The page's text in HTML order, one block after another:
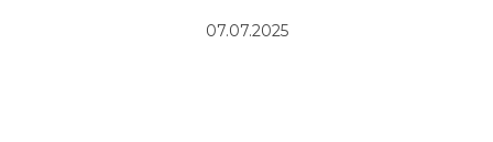
07.07.2025